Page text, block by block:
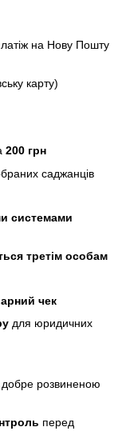
на Нову Пошту
карту)
200 грн
саджанців
системами
третім особам
чек
для юридичних
добре розвиненою
перед